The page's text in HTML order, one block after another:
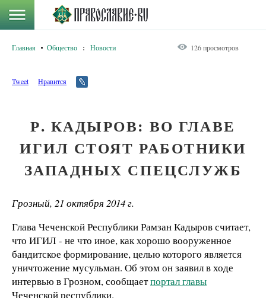
Главная Общество : Новости 126 просмотров
Tweet Нравится
Р. КАДЫРОВ: ВО ГЛАВЕ
ИГИЛ СТОЯТ РАБОТНИКИ
ЗАПАДНЫХ СПЕЦСЛУЖБ
Грозный, 21 октября 2014 г.
Глава Чеченской Республики Рамзан Кадыров считает,
что ИГИЛ - не что иное, как хорошо вооруженное
бандитское формирование, целью которого является
уничтожение мусульман. Об этом он заявил в ходе
интервью в Грозном, сообщаетпортал главы
Чеченской республики.